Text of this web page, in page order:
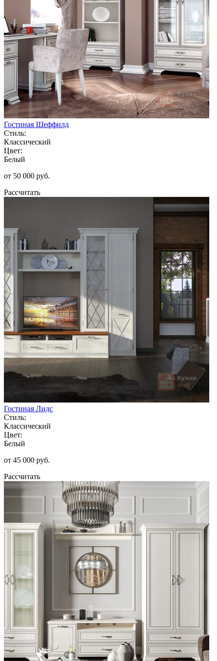
Гостиная Шеффилд
Стиль:
Классический
Цвет:
Белый
от 50 000 руб.
Рассчитать
Гостиная Лидс
Стиль:
Классический
Цвет:
Белый
от 45 000 руб.
Рассчитать